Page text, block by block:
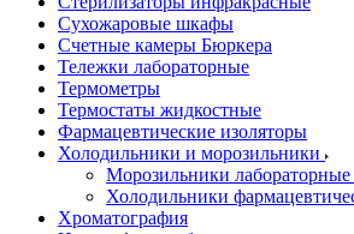
Сухожаровые шкафы
Счетные камеры Бюркера
Тележки лабораторные
Термометры
Термостаты жидкостные
Фармацевтические изоляторы
Холодильники и морозильники
Морозильники
Холодильники
Хроматография